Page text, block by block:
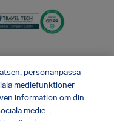
personanpassa
mediefunktioner
information om din
medie-,